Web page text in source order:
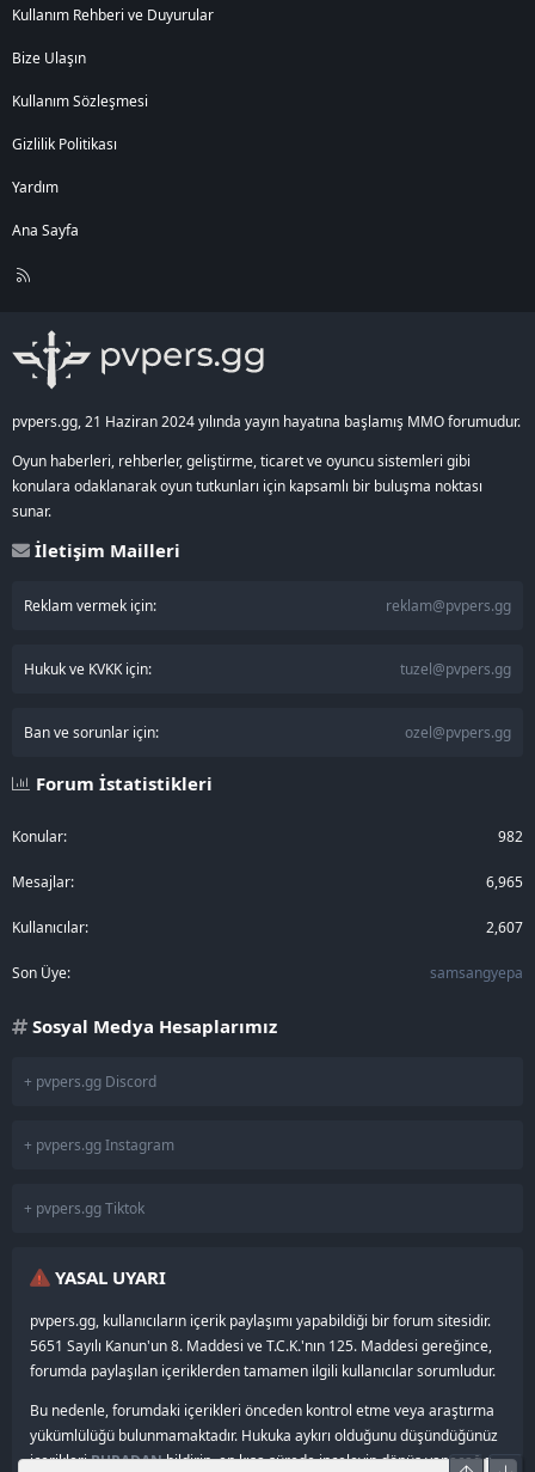
Kullanım Rehberi ve Duyurular
Bize Ulaşın
Kullanım Sözleşmesi
Gizlilik Politikası
Yardım
Ana Sayfa
R
pvpers.gg, 21 Haziran 2024 yılında yayın hayatına başlamış MMO forumudur.
Oyun haberleri, rehberler, geliştirme, ticaret ve oyuncu sistemleri gibi
konulara odaklanarak oyun tutkunları için kapsamlı bir buluşma noktası
sunar.
İletişim Mailleri
Reklam vermek için: reklam@pvpers.gg
Hukuk ve KVKK için: tuzel@pvpers.gg
Ban ve sorunlar için: ozel@pvpers.gg
Forum İstatistikleri
Konular 982
Mesajlar 6,965
Kullanıcılar 2,607
Son Üye samsangyepa
Sosyal Medya Hesaplarımız
+ pvpers.gg Discord
+ pvpers.gg Instagram
+ pvpers.gg Tiktok
YASAL UYARI
pvpers.gg, kullanıcıların içerik paylaşımı yapabildiği bir forum sitesidir.
5651 Sayılı Kanun'un 8. Maddesi ve T.C.K.'nın 125. Maddesi gereğince,
forumda paylaşılan içeriklerden tamamen ilgili kullanıcılar sorumludur.
Bu nedenle, forumdaki içerikleri önceden kontrol etme veya araştırma
yükümlülüğü bulunmamaktadır. Hukuka aykırı olduğunu düşündüğünüz
içerikleriBURADANbildirin, en kısa sürede inceleyip dönüş yapacağız.